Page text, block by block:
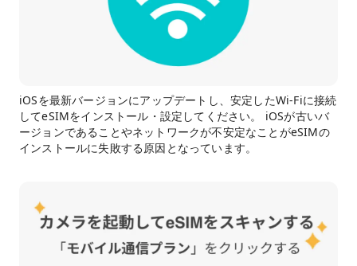
iOSを最新バージョンにアップデートし、安定したWi-Fiに接続
してeSIMをインストール・設定してください。 iOSが古いバ
ージョンであることやネットワークが不安定なことがeSIMの
インストールに失敗する原因となっています。